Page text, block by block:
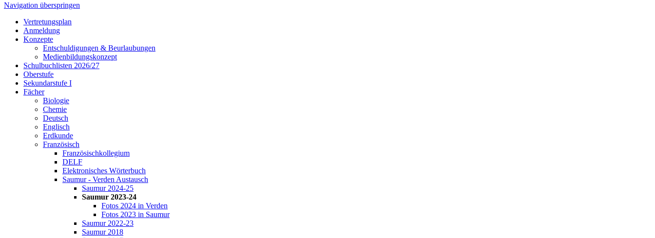
Navigation überspringen
Vertretungsplan
Anmeldung
Konzepte
Entschuldigungen & Beurlaubungen
Medienbildungskonzept
Schulbuchlisten 2026/27
Oberstufe
Sekundarstufe I
Fächer
Biologie
Chemie
Deutsch
Englisch
Erdkunde
Französisch
Französischkollegium
DELF
Elektronisches Wörterbuch
Saumur - Verden Austausch
Saumur 2024-25
Saumur 2023-24
Fotos 2024 in Verden
Fotos 2023 in Saumur
Saumur 2022-23
Saumur 2018